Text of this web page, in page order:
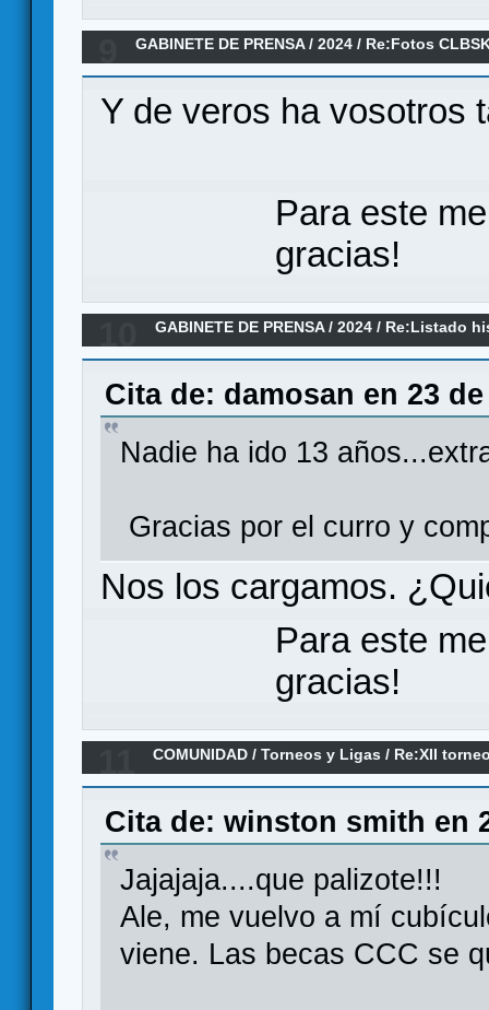
GABINETE DE PRENSA/2024 / Re:Fotos
Y de veros ha vosotros
Para este
gracias!
GABINETE DE PRENSA/2024 / Re:Listado
hasta 2023 ordenado por asistencias
Cita de: damosan en 23
Nadie ha ido 13
Gracias por el curro y
Nos los cargamos.
Para este
gracias!
COMUNIDAD /Torneos y Ligas / Re:XII
siguen los duelos
Cita de: winston smith en
Jajajaja....que palizote!!!
Ale, me vuelvo a mí
viene. Las becas CCC se